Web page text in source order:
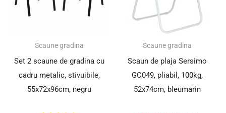
Scaune gradina
Set 2 scaune de gradina cu
cadru metalic, stivuibile,
55x72x96cm, negru
Scaune gradina
Scaun de plaja Sersimo
GC049, pliabil, 100kg,
52x74cm, bleumarin